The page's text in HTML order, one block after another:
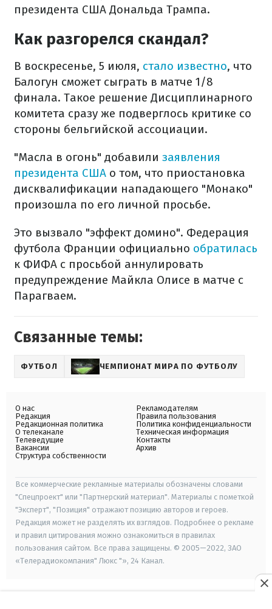
президента США Дональда Трампа.
Как разгорелся скандал?
В воскресенье, 5 июля, стало известно, что
Балогун сможет сыграть в матче 1/8
финала. Такое решение Дисциплинарного
комитета сразу же подверглось критике со
стороны бельгийской ассоциации.
"Масла в огонь" добавили заявления
президента США о том, что приостановка
дисквалификации нападающего "Монако"
произошла по его личной просьбе.
Это вызвало "эффект домино". Федерация
футбола Франции официально обратилась
к ФИФА с просьбой аннулировать
предупреждение Майкла Олисе в матче с
Парагваем.
Связанные темы:
ФУТБОЛ ЧЕМПИОНАТ МИРА ПО ФУТБОЛУ
О нас
Редакция
Редакционная политика
О телеканале
Телеведущие
Вакансии
Структура собственности
Рекламодателям
Правила пользования
Политика конфиденциальности
Техническая информация
Контакты
Архив
Все коммерческие рекламные материалы обозначены словами
"Спецпроект" или "Партнерский материал". Материалы с пометкой
"Эксперт", "Позиция" отражают позицию авторов и героев.
Редакция может не разделять их взглядов. Подробнее о рекламе
и правил цитирования можно ознакомиться в правилах
пользования сайтом. Все права защищены. © 2005—2022, ЗАО
«Телерадиокомпания" Люкс "», 24 Канал.